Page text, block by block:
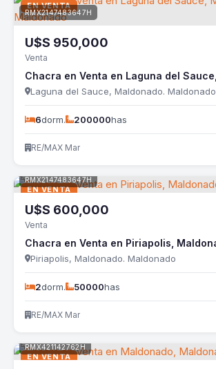
EN VENTA
RMX2147483647H
U$S 950,000
Venta
Laguna del Sauce, Maldonado. Maldonado
6dorm. 200000has
RE/MAX Mar
EN VENTA
RMX2147483647H
U$S 600,000
Venta
Piriapolis, Maldonado. Maldonado
2dorm. 50000has
RE/MAX Mar
EN VENTA
RMX421142762H